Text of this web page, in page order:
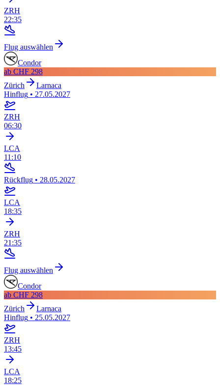
ZRH
22:35
Flug auswählen
Condor
ab CHF 298
Zürich
Larnaca
Hinflug • 27.05.2027
ZRH
06:30
LCA
11:10
Rückflug • 28.05.2027
LCA
18:35
ZRH
21:35
Flug auswählen
Condor
ab CHF 298
Zürich
Larnaca
Hinflug • 25.05.2027
ZRH
13:45
LCA
18:25